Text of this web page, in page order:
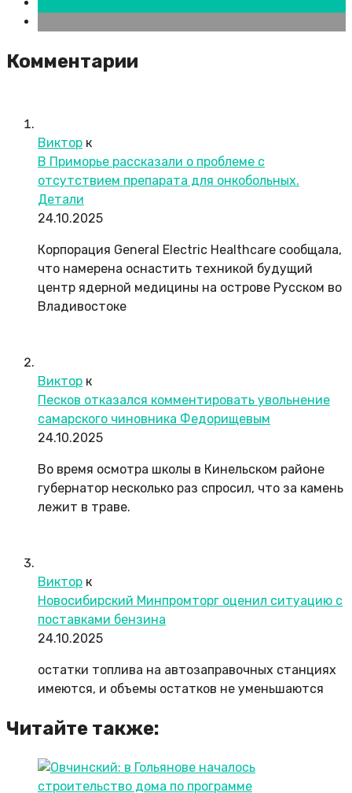
Комментарии
Виктор к
В Приморье рассказали о проблеме с
отсутствием препарата для онкобольных.
Детали
24.10.2025
Корпорация General Electric Healthcare сообщала,
что намерена оснастить техникой будущий
центр ядерной медицины на острове Русском во
Владивостоке
Виктор к
Песков отказался комментировать увольнение
самарского чиновника Федорищевым
24.10.2025
Во время осмотра школы в Кинельском районе
губернатор несколько раз спросил, что за камень
лежит в траве.
Виктор к
Новосибирский Минпромторг оценил ситуацию с
поставками бензина
24.10.2025
остатки топлива на автозаправочных станциях
имеются, и объемы остатков не уменьшаются
Читайте также: